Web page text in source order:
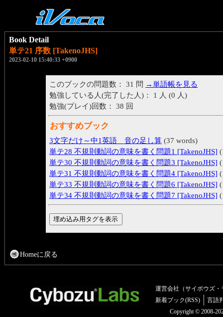
Book Detail
単テ21 序数 [TakenoJHS]
2023-02-10 15:40:33 +0900
このブックの問題数： 31 問 →単語帳を見る
勉強している人(完了した人)： 1 人 (0 人)
勉強(プレイ)回数： 38 回
おすすめブック
3文字だけ～中1英語 音の足し算 (37 words)
単テ28 不規則動詞の意味を書く問題1 [TakenoJHS]
単テ30 不規則動詞の意味を書く問題3 [TakenoJHS]
単テ31 不規則動詞の意味を書く問題4 [TakenoJHS]
単テ33 不規則動詞の意味を書く問題6 [TakenoJHS]
単テ34 不規則動詞の意味を書く問題7 [TakenoJHS]
Homeに戻る
運営会社（サイボウズ・
新着ブック(RSS)
言語
Copyright © 2008-